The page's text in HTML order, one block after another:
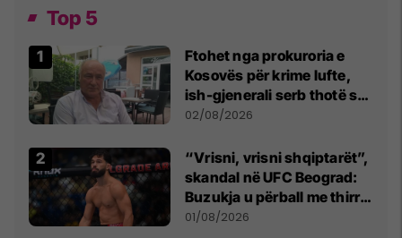
Top 5
Ftohet nga prokuroria e
Kosovës për krime lufte,
ish-gjenerali serb thotë se
dikush e tradhtoi në
02/08/2026
“Vrisni, vrisni shqiptarët”,
skandal në UFC Beograd:
Buzukja u përball me thirrje
anti-shqiptare nga
01/08/2026